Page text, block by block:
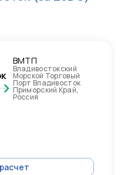
ВМТП
Владивостокский
Морской Торговый
Порт Владивосток
Приморский Край,
Россия